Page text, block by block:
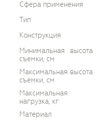
Сфера применения
Тип
Конструкция
Минимальная высота
съемки, см
Максимальная высота
съемки, см
Максимальная
нагрузка, кг
Материал